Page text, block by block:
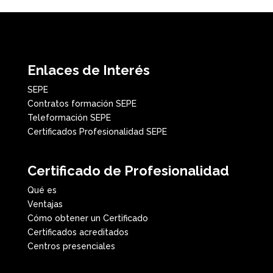
Enlaces de Interés
SEPE
Contratos formación SEPE
Teleformación SEPE
Certificados Profesionalidad SEPE
Certificado de Profesionalidad
Qué es
Ventajas
Cómo obtener un Certificado
Certificados acreditados
Centros presenciales